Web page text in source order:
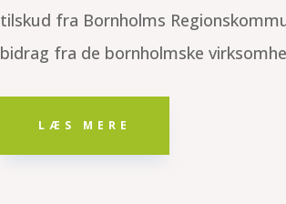
tilskud fra Bornholms
bidrag fra de bornholmske
LÆS MERE